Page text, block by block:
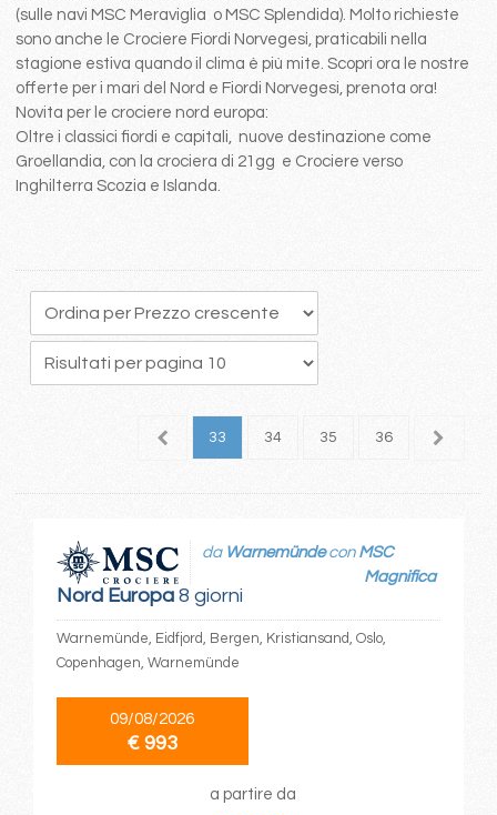
(sulle navi MSC Meraviglia o MSC Splendida). Molto richieste
sono anche le Crociere Fiordi Norvegesi, praticabili nella
stagione estiva quando il clima è più mite. Scopri ora le nostre
offerte per i mari del Nord e Fiordi Norvegesi, prenota ora!
Novita per le crociere nord europa:
Oltre i classici fiordi e capitali, nuove destinazione come
Groellandia, con la crociera di 21gg e Crociere verso
Inghilterra Scozia e Islanda.
32 33 34 35 36 37
Nord Europa8 giorni
da Warnemündecon MSC
Magnifica
Warnemünde, Eidfjord, Bergen, Kristiansand, Oslo,
Copenhagen, Warnemünde
09/08/2026
€ 993
a partire da